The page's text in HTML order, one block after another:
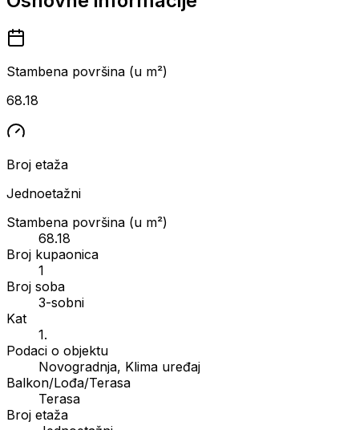
Stambena površina (u m²)
68.18
Broj etaža
Jednoetažni
Stambena površina (u m²)
68.18
Broj kupaonica
1
Broj soba
3-sobni
Kat
1.
Podaci o objektu
Novogradnja, Klima uređaj
Balkon/Lođa/Terasa
Terasa
Broj etaža